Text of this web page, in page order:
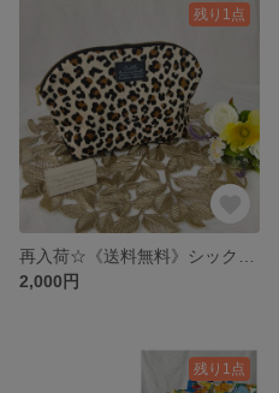
残り1点
2,000円
残り1点